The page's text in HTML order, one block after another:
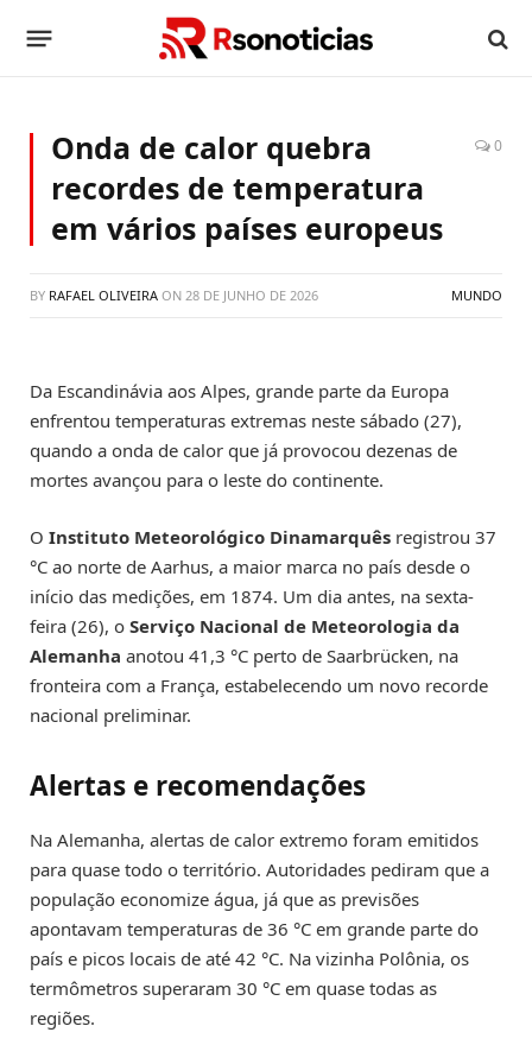
Onda de calor quebra
recordes de temperatura
em vários países europeus
0
BY RAFAEL OLIVEIRA ON 28 DE JUNHO DE 2026 MUNDO
Da Escandinávia aos Alpes, grande parte da Europa
enfrentou temperaturas extremas neste sábado (27),
quando a onda de calor que já provocou dezenas de
mortes avançou para o leste do continente.
O Instituto Meteorológico Dinamarquês registrou 37
°C ao norte de Aarhus, a maior marca no país desde o
início das medições, em 1874. Um dia antes, na sexta-
feira (26), o Serviço Nacional de Meteorologia da
Alemanha anotou 41,3 °C perto de Saarbrücken, na
fronteira com a França, estabelecendo um novo recorde
nacional preliminar.
Alertas e recomendações
Na Alemanha, alertas de calor extremo foram emitidos
para quase todo o território. Autoridades pediram que a
população economize água, já que as previsões
apontavam temperaturas de 36 °C em grande parte do
país e picos locais de até 42 °C. Na vizinha Polônia, os
termômetros superaram 30 °C em quase todas as
regiões.